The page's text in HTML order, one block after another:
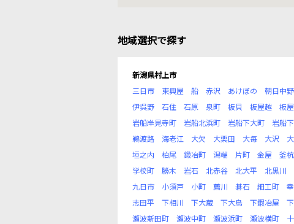
地域選択で探す
新潟県村上市
三日市
東興屋 船 赤沢 あけぼの 朝日中野
伊呉野
石住 石原 泉町 板貝 板屋越 板
岩船岸見寺町
岩船北浜町 岩船下大町 岩船
鵜渡路
海老江 大欠 大栗田 大毎 大沢
垣之内
柏尾 鍛冶町 潟端 片町 金屋 釜杭
学校町
勝木 岩石 北赤谷 北大平 北黒川
九日市
小須戸 小町 薦川 碁石 細工町
志田平
下相川 下大蔵 下大鳥 下鍜冶屋
瀬波新田町
瀬波中町 瀬波浜町 瀬波横町